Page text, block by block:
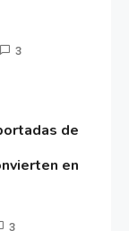
3
de
en
3